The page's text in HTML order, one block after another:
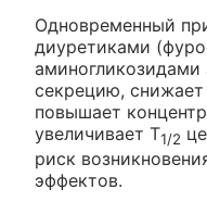
Одновременный
диуретиками
аминогликозидами
секрецию,
повышает
увеличивает Т1/2
риск
эффектов.